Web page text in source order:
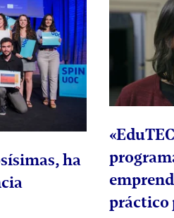
ha
práctico